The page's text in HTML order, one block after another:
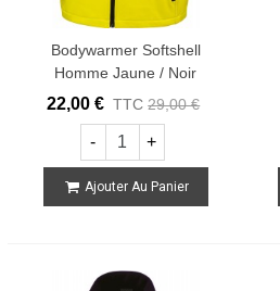
Bodywarmer Softshell
Homme Jaune / Noir
22,00 € TTC 29,00 €
- +
Ajouter Au Panier